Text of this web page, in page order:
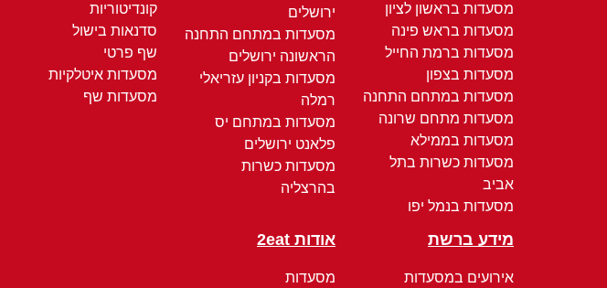
מסעדות בראשון לציון
מסעדות בראש פינה
מסעדות ברמת החייל
מסעדות בצפון
מסעדות במתחם התחנה
מסעדות מתחם שרונה
מסעדות בממילא
מסעדות כשרות בתל
אביב
מסעדות בנמל יפו
ירושלים
מסעדות במתחם התחנה
הראשונה ירושלים
מסעדות בקניון עזריאלי
רמלה
מסעדות במתחם יס
פלאנט ירושלים
מסעדות כשרות
בהרצליה
קונדיטוריות
סדנאות בישול
שף פרטי
מסעדות איטלקיות
מסעדות שף
מידע ברשת
אירועים במסעדות
אודות 2eat
מסעדות